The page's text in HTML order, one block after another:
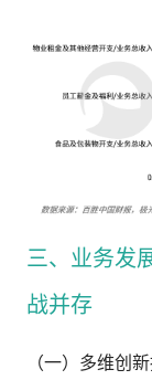
三、业务发
战并存
（一）多维创